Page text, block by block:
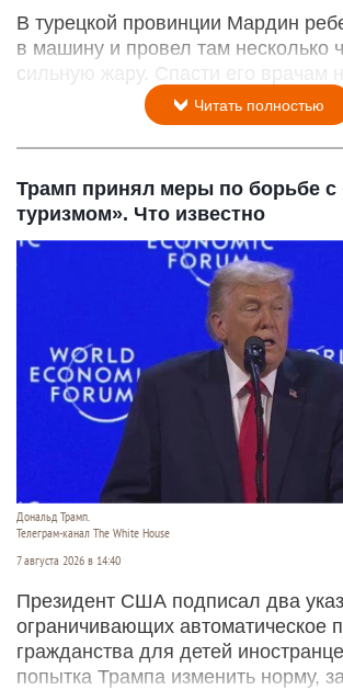
В турецкой провинции Мардин
в машину и провел там несколько
сильную жару. Спасти его врачам
Читать полностью
Трамп принял меры по борьбе
туризмом». Что известно
Дональд Трамп.
Телеграм-канал The White House
7 августа 2026 в 14:40
Президент США подписал два
ограничивающих автоматическое
гражданства для детей
попытка Трампа изменить норму,